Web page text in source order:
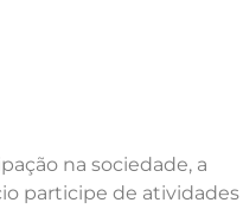
na sociedade, a
participe de atividades